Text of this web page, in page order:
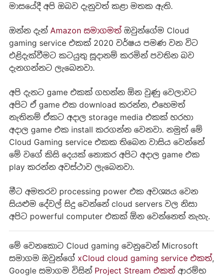
මාසයේදී අපි ඔබව දැනුවත් කළා මතක ඇති.
ඔන්න දැන් Amazon සමාගමත්ඔවුන්ගේම Cloud
gaming service එකක් 2020 වර්ෂය පමණ වන විට
එළිදැක්වීමට කටයුතු සූදානම් කරමින් පවතින බව
දැනගන්නට ලැබෙනවා.
අපි දැනට game එකක් ගහන්න ඕන වුණු වෙලාවට
අපිට ඒ game එක download කරන්න, එහෙමත්
නැතිනම් ඒකට අදාල storage media එකක් හරහා
අදාල game එක install කරගන්න වෙනවා. නමුත් මේ
Cloud Gaming service එකක තිබෙන වාසිය වෙන්නේ
මේ වගේ කිසි දෙයක් නොකර අපිට අදාල game එක
play කරන්න අවස්ථාව ලැබෙනවා.
මීට අමතරව processing power එක අවශ්‍යය වෙන
සියළුම දේවල් සිදු වෙන්නේ cloud servers වල නිසා
අපිට powerful computer එකක් ඕන වෙන්නෙත් නැහැ.
මේ වෙනකොට Cloud gaming වෙනුවෙන් Microsoft
සමාගම ඔවුන්ගේ xCloud cloud gaming service එකත්,
Google සමාගම විසින් Project Stream එකත්ආරම්භ